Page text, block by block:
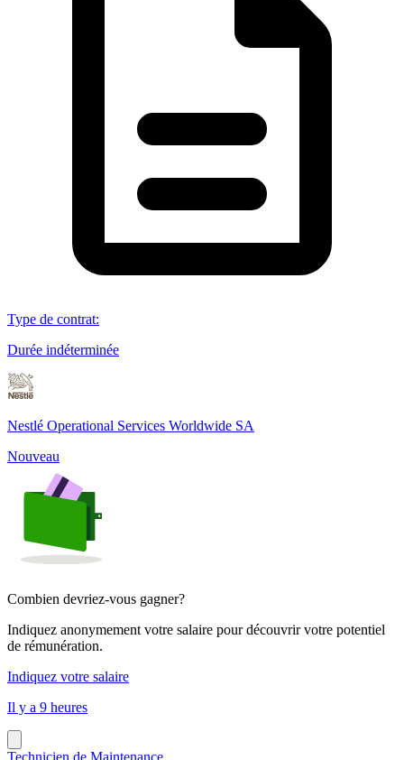
Type de contrat:
Durée indéterminée
Nestlé Operational Services Worldwide SA
Nouveau
Combien devriez-vous gagner?
Indiquez anonymement votre salaire pour découvrir votre potentiel
de rémunération.
Indiquez votre salaire
Il y a 9 heures
Technicien de Maintenance